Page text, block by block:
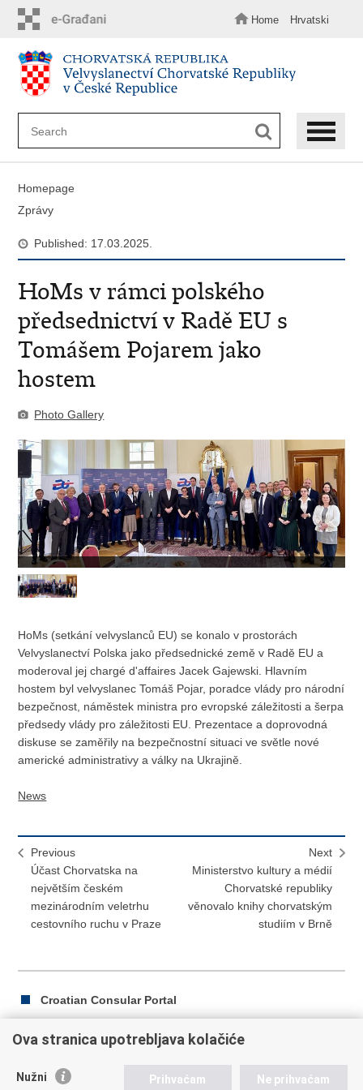
content
Home Hrvatski
Homepage
Zprávy
Published: 17.03.2025.
HoMs v rámci polského
předsednictví v Radě EU s
Tomášem Pojarem jako
hostem
Photo Gallery
HoMs (setkání velvyslanců EU) se konalo v prostorách
Velvyslanectví Polska jako předsednické země v Radě EU a
moderoval jej chargé d'affaires Jacek Gajewski. Hlavním
hostem byl velvyslanec Tomáš Pojar, poradce vlády pro národní
bezpečnost, náměstek ministra pro evropské záležitosti a šerpa
předsedy vlády pro záležitosti EU. Prezentace a doprovodná
diskuse se zaměřily na bezpečnostní situaci ve světle nové
americké administrativy a války na Ukrajině.
News
Previous
Účast Chorvatska na
největším českém
mezinárodním veletrhu
cestovního ruchu v Praze
Next
Ministerstvo kultury a médií
Chorvatské republiky
věnovalo knihy chorvatským
studiím v Brně
Croatian Consular Portal
Print
Share
Ova stranica upotrebljava kolačiće
Nužni Prihvaćam Ne prihvaćam